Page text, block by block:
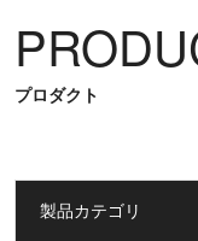
プロダクト
製品カテゴリ